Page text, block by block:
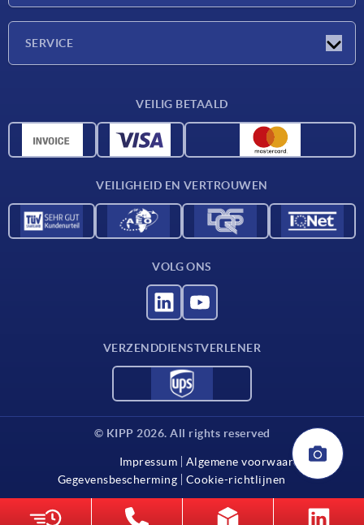
SERVICE
CAD-gegevens
VEILIG BETAALD
VEILIGHEID EN VERTROUWEN
VOLG ONS
VERZENDDIENSTVERLENER
© KIPP 2026. All rights reserved
Impressum
Algemene voorwaarden
Gegevensbescherming
Cookie-richtlijnen